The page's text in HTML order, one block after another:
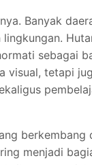
Banyak
sebagai
visual, tetapi
menjadi